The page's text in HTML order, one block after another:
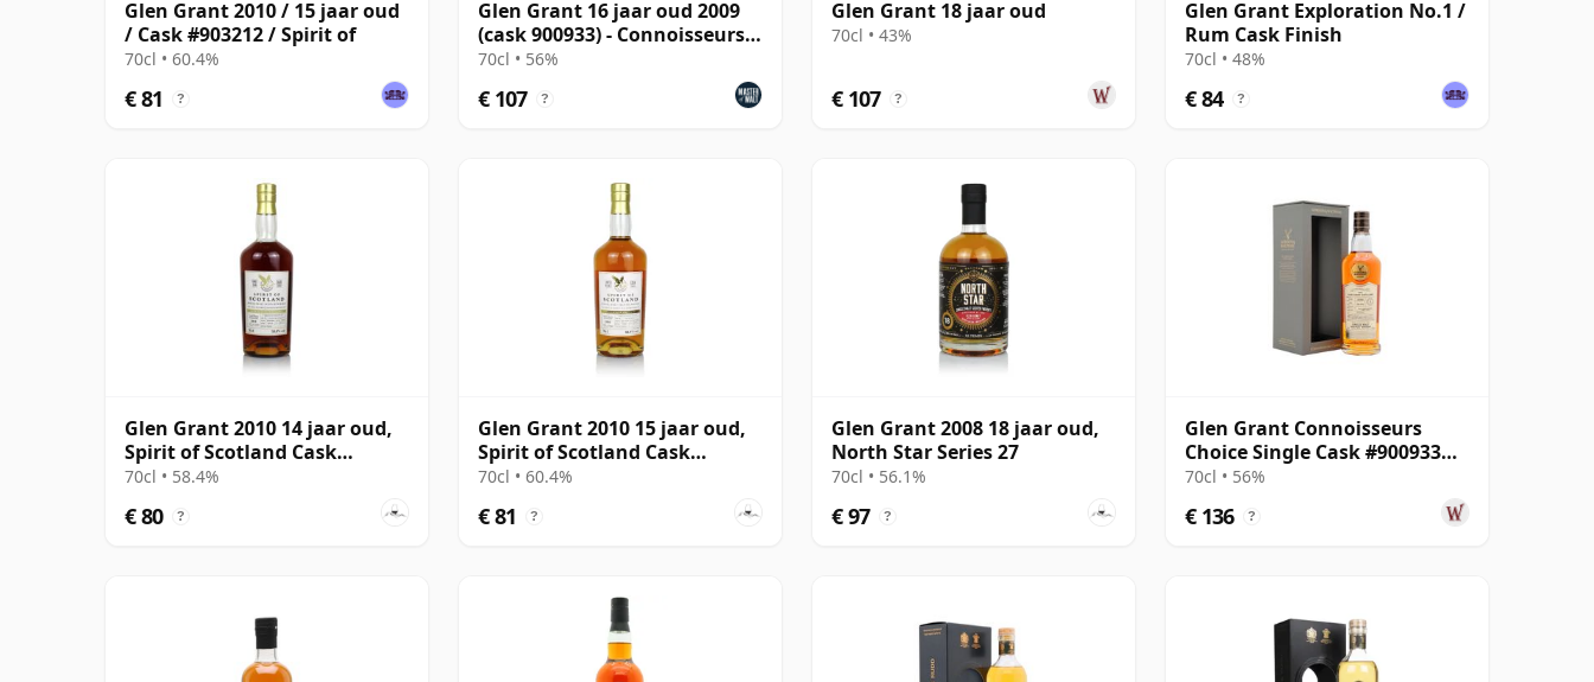
Glen Grant 2010 / 15 jaar oud
/ Cask #903212 / Spirit of
70cl • 60.4%
€ 81 ?
Glen Grant 16 jaar oud 2009
(cask 900933) - Connoisseurs
Choice
70cl • 56%
€ 107 ?
Glen Grant 18 jaar oud
70cl • 43%
€ 107 ?
Glen Grant Exploration No.1 /
Rum Cask Finish
70cl • 48%
€ 84 ?
Glen Grant 2010 14 jaar oud,
Spirit of Scotland Cask
#903223
70cl • 58.4%
€ 80 ?
Glen Grant 2010 15 jaar oud,
Spirit of Scotland Cask
#903212
70cl • 60.4%
€ 81 ?
Glen Grant 2008 18 jaar oud,
North Star Series 27
70cl • 56.1%
€ 97 ?
Glen Grant Connoisseurs
Choice Single Cask #900933
2009 16 jaar oud
70cl • 56%
€ 136 ?